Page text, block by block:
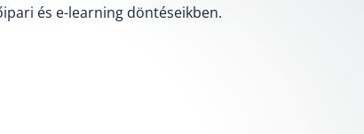
és e-learning döntéseikben.